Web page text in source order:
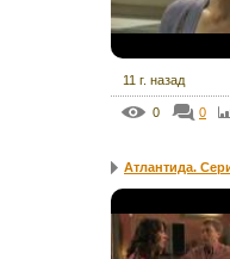
11 г. назад
0 0
Атлантида.